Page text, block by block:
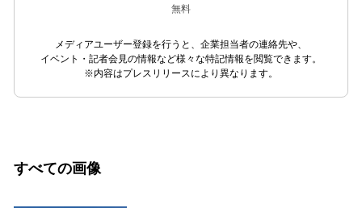
無料
メディアユーザー登録を行うと、企業担当者の連絡先や、
イベント・記者会見の情報など様々な特記情報を閲覧できます。
※内容はプレスリリースにより異なります。
すべての画像